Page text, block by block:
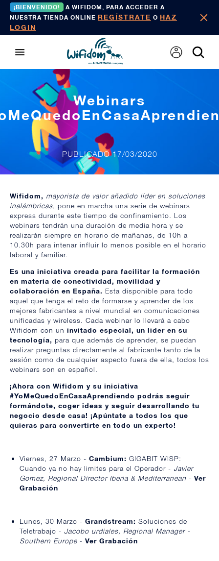
¡BIENVENIDO!
A WIFIDOM, PARA ACCEDER A
NUESTRA TIENDA ONLINE REGÍSTRATE O HAZ
LOGIN
Webinars
PUBLICADO 17/03/2020
Wifidom, mayorista de valor añadido líder en soluciones
inalámbricas, pone en marcha una serie de webinars
express durante este tiempo de confinamiento. Los
webinars tendrán una duración de media hora y se
realizarán siempre en horario de mañanas, de 10h a
10.30h para intenar influir lo menos posible en el horario
laboral y familiar.
Es una iniciativa creada para facilitar la formación
en materia de conectividad, movilidad y
colaboración en España. Esta disponible para todo
aquel que tenga el reto de formarse y aprender de los
mejores fabricantes a nivel mundial en comunicaciones
unificadas y wireless. Cada webinar lo llevará a cabo
Wifidom con un invitado especial, un líder en su
tecnología, para que además de aprender, se puedan
realizar preguntas directamente al fabricante tanto de la
sesión como de cualquier aspecto fuera de ella, todos los
webinars son en español.
¡Ahora con Wifidom y su iniciativa
#YoMeQuedoEnCasaAprendiendo podrás seguir
formándote, coger ideas y seguir desarrollando tu
negocio desde casa! ¡Apúntate a todos los que
quieras para convertirte en todo un experto!
Viernes, 27 Marzo - Cambium: GIGABIT WISP:
Cuando ya no hay limites para el Operador - Javier
Gomez, Regional Director Iberia & Mediterranean - Ver
Grabación
Lunes, 30 Marzo - Grandstream: Soluciones de
Teletrabajo - Jacobo urdiales, Regional Manager -
Southern Europe - Ver Grabación